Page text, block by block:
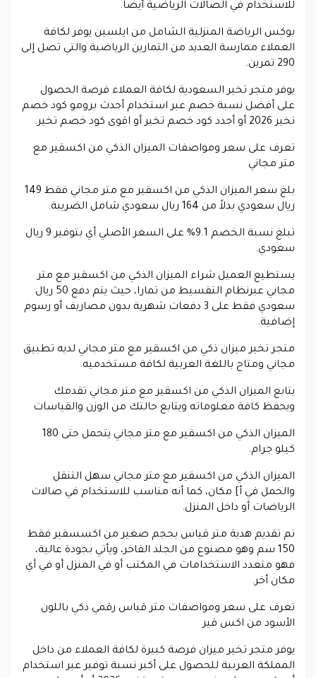
للاستخدام في الصالات الرياضية أيضاً.
بوكس الرياضة المنزلية الشامل من ايلسين يوفر لكافة
العملاء ممارسة العديد من التمارين الرياضية والتي تصل إلى
290 تمرين.
يوفر متجر تخير السعودية لكافة العملاء فرصة الحصول
على أفضل نسبة خصم عبر استخدام أحدث برومو كود خصم
تخير 2026 أو أجدد كود خصم تخير أو اقوى كود خصم تخير.
تعرف على سعر ومواصفات الميزان الذكي من اكسقير مع
متر مجاني
بلغ سعر الميزان الذكي من اكسقير مع متر مجاني فقط 149
ريال سعودي بدلاً من 164 ريال سعودي شامل الضريبة.
تبلغ نسبة الخصم 9.1% على السعر الأصلي أي بتوفير 9 ريال
سعودي.
يستطيع العميل شراء الميزان الذكي من اكسقير مع متر
مجاني عبرنظام التقسيط من تمارا، حيث يتم دفع 50 ريال
سعودي فقط على 3 دفعات شهرية بدون مصاريف أو رسوم
إضافية.
متجر تخير ميزان ذكي من اكسقير مع متر مجاني لديه تطبيق
مجاني ومتاح باللغة العربية لكافة مستخدميه.
يتابع الميزان الذكي من اكسقير مع متر مجاني تقدمك
ويحفظ كافة معلوماته ويتابع حالتك من الوزن والقياسات
الميزان الذكي من اكسقير مع متر مجاني يتحمل حتى 180
كيلو جرام.
الميزان الذكي من اكسقير مع متر مجاني سهل التنقل
والحمل في أ] مكان، كما أنه مناسب للاستخدام في صالات
الرياضات أو داخل المنزل.
تم تقديم هدية متر قياس بحجم صغير من اكسسقير فقط
150 سم وهو مصنوع من الجلد الفاخر، ويأتي بجودة عالية،
فهو متعدد الاستخدامات في المكتب أو في المنزل أو في أي
مكان أخر.
تعرف على سعر ومواصفات متر قياس رقمي ذكي باللون
الأسود من اكس قير
يوفر متجر تخير ميزان فرصة كبيرة لكافة العملاء من داخل
المملكة العربية للحصول على أكبر نسبة توفير عبر استخدام